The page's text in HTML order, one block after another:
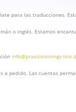
para las traducciones.
o inglés. Estamos
info@praxistrainings-
a pedido. Las cuentas